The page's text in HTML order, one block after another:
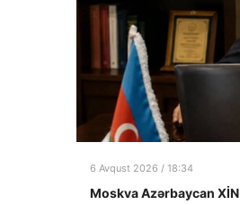
6 Avqust 2026 / 18:34
Moskva Azərbaycan